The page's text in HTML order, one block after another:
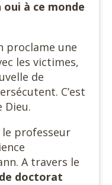
oui à ce monde
proclame une
les victimes,
de
C’est
Dieu.
le professeur
A travers le
doctorat